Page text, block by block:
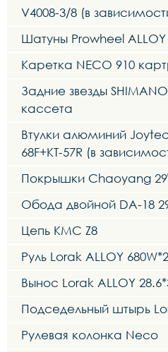
V4008-3/8 (в
Шатуны Prowheel
Каретка NECO 910
Задние звезды
кассета
Втулки алюминий
68F+KT-57R (в
Покрышки Chaoyang
Обода двойной DA-18
Цепь KMC Z8
Руль Lorak ALLOY
Вынос Lorak ALLOY
Подседельный штырь
Рулевая колонка Neco